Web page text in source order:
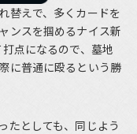
替えで、多くカードを
ンスを掴めるナイス新
点になるので、墓地
に普通に殴るという勝
たとしても、同じよう